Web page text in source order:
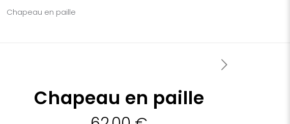
Chapeau en paille
Chapeau en paille